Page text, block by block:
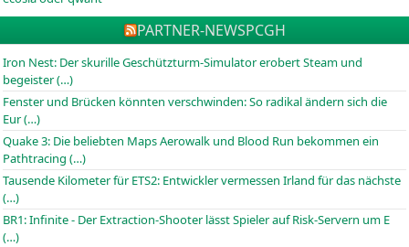
PARTNER-NEWSPCGH
Iron Nest: Der skurille Geschützturm-Simulator erobert Steam und
begeister (…)
Fenster und Brücken könnten verschwinden: So radikal ändern sich die
Eur (…)
Quake 3: Die beliebten Maps Aerowalk und Blood Run bekommen ein
Pathtracing (…)
Tausende Kilometer für ETS2: Entwickler vermessen Irland für das nächste
(…)
BR1: Infinite - Der Extraction-Shooter lässt Spieler auf Risk-Servern um E
(…)